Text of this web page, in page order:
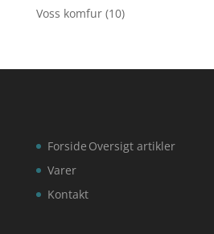
Voss komfur (10)
Forside
Varer
Kontakt
Oversigt artikler